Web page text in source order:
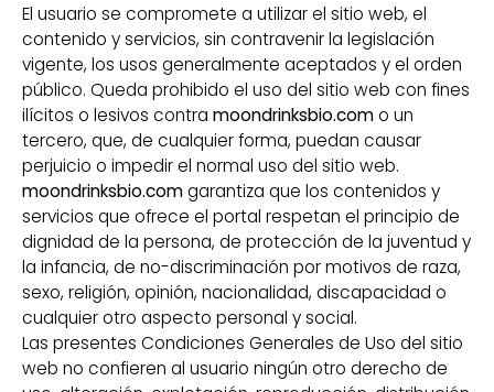
El usuario se compromete a utilizar el sitio web, el
contenido y servicios, sin contravenir la legislación
vigente, los usos generalmente aceptados y el orden
público. Queda prohibido el uso del sitio web con fines
ilícitos o lesivos contra moondrinksbio.como un
tercero, que, de cualquier forma, puedan causar
perjuicio o impedir el normal uso del sitio web.
moondrinksbio.comgarantiza que los contenidos y
servicios que ofrece el portal respetan el principio de
dignidad de la persona, de protección de la juventud y
la infancia, de no-discriminación por motivos de raza,
sexo, religión, opinión, nacionalidad, discapacidad o
cualquier otro aspecto personal y social.
Las presentes Condiciones Generales de Uso del sitio
web no confieren al usuario ningún otro derecho de